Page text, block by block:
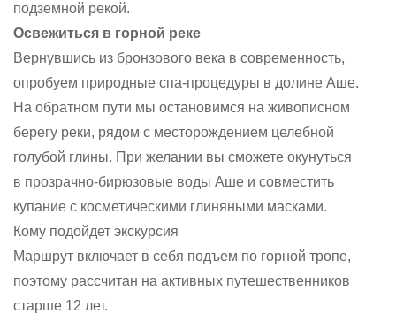
подземной рекой.
Освежиться в горной реке
Вернувшись из бронзового века в современность,
опробуем природные спа-процедуры в долине Аше.
На обратном пути мы остановимся на живописном
берегу реки, рядом с месторождением целебной
голубой глины. При желании вы сможете окунуться
в прозрачно-бирюзовые воды Аше и совместить
купание с косметическими глиняными масками.
Кому подойдет экскурсия
Маршрут включает в себя подъем по горной тропе,
поэтому рассчитан на активных путешественников
старше 12 лет.